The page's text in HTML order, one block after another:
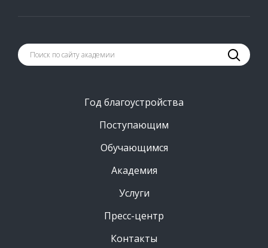
Год благоустройства
Поступающим
Обучающимся
Академия
Услуги
Пресс-центр
Контакты